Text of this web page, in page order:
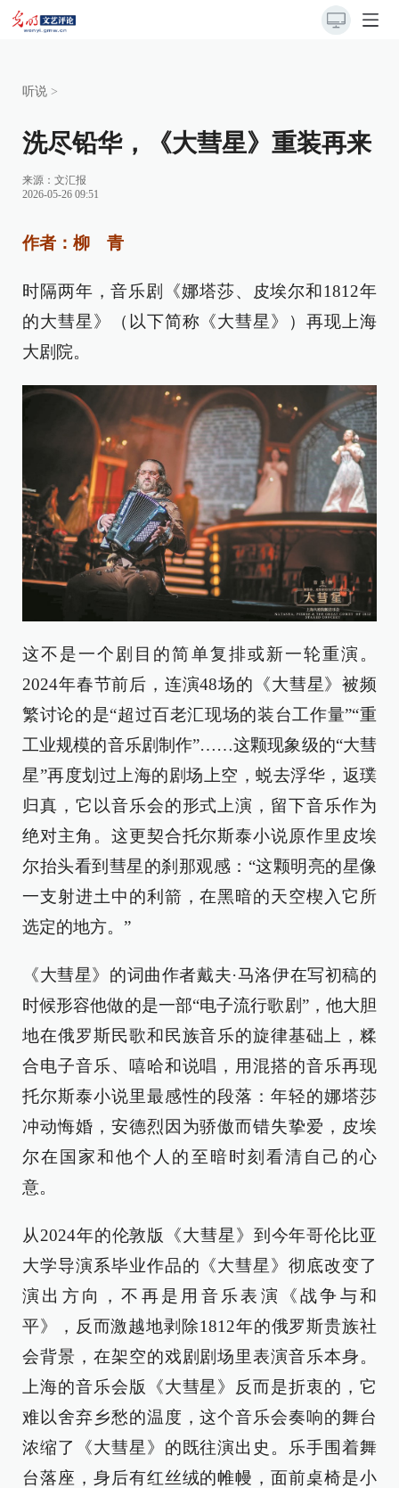
听说 >
洗尽铅华，《大彗星》重装再来
来源： 文汇报
2026-05-26 09:51
作者：柳 青
时隔两年，音乐剧《娜塔莎、皮埃尔和1812年
的大彗星》（以下简称《大彗星》）再现上海
大剧院。
这不是一个剧目的简单复排或新一轮重演。
2024年春节前后，连演48场的《大彗星》被频
繁讨论的是“超过百老汇现场的装台工作量”“重
工业规模的音乐剧制作”……这颗现象级的“大彗
星”再度划过上海的剧场上空，蜕去浮华，返璞
归真，它以音乐会的形式上演，留下音乐作为
绝对主角。这更契合托尔斯泰小说原作里皮埃
尔抬头看到彗星的刹那观感：“这颗明亮的星像
一支射进土中的利箭，在黑暗的天空楔入它所
选定的地方。”
《大彗星》的词曲作者戴夫·马洛伊在写初稿的
时候形容他做的是一部“电子流行歌剧”，他大胆
地在俄罗斯民歌和民族音乐的旋律基础上，糅
合电子音乐、嘻哈和说唱，用混搭的音乐再现
托尔斯泰小说里最感性的段落：年轻的娜塔莎
冲动悔婚，安德烈因为骄傲而错失挚爱，皮埃
尔在国家和他个人的至暗时刻看清自己的心
意。
从2024年的伦敦版《大彗星》到今年哥伦比亚
大学导演系毕业作品的《大彗星》彻底改变了
演出方向，不再是用音乐表演《战争与和
平》，反而激越地剥除1812年的俄罗斯贵族社
会背景，在架空的戏剧剧场里表演音乐本身。
上海的音乐会版《大彗星》反而是折衷的，它
难以舍弃乡愁的温度，这个音乐会奏响的舞台
浓缩了《大彗星》的既往演出史。乐手围着舞
台落座，身后有红丝绒的帷幔，面前桌椅是小